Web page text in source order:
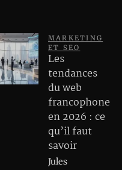
MARKETING
ET SEO
Les
tendances
du web
francophone
en 2026 : ce
qu’il faut
savoir
Jules